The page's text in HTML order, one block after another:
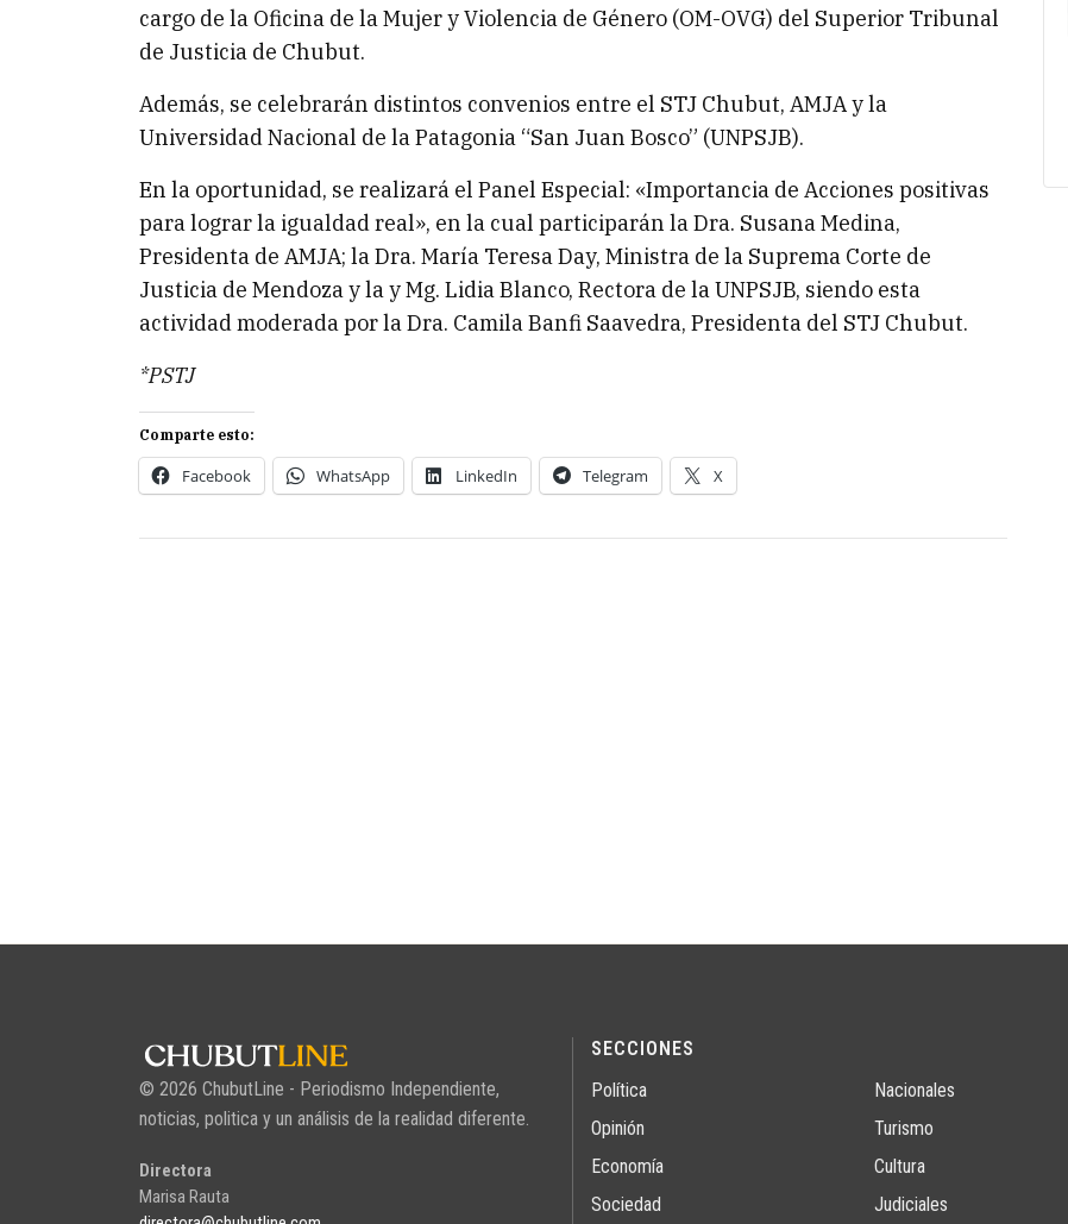
cargo de la Oficina de la Mujer y Violencia de Género (OM-OVG) del Superior Tribunal
de Justicia de Chubut.
Además, se celebrarán distintos convenios entre el STJ Chubut, AMJA y la
Universidad Nacional de la Patagonia “San Juan Bosco” (UNPSJB).
En la oportunidad, se realizará el Panel Especial: «Importancia de Acciones positivas
para lograr la igualdad real», en la cual participarán la Dra. Susana Medina,
Presidenta de AMJA; la Dra. María Teresa Day, Ministra de la Suprema Corte de
Justicia de Mendoza y la y Mg. Lidia Blanco, Rectora de la UNPSJB, siendo esta
actividad moderada por la Dra. Camila Banfi Saavedra, Presidenta del STJ Chubut.
*PSTJ
Comparte esto:
Facebook WhatsApp LinkedIn Telegram X
© 2026 ChubutLine - Periodismo Independiente,
noticias, politica y un análisis de la realidad diferente.
Directora
Marisa Rauta
SECCIONES
Política
Opinión
Economía
Sociedad
Nacionales
Turismo
Cultura
Judiciales